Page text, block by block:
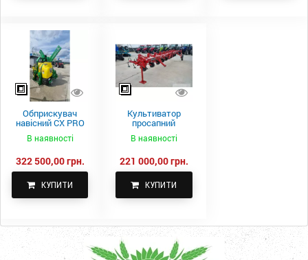
Обприскувач
навісний CX PRO
В наявності
322 500,00 грн.
КУПИТИ
Культиватор
просапний
КПН-5,6-05
В наявності
221 000,00 грн.
КУПИТИ